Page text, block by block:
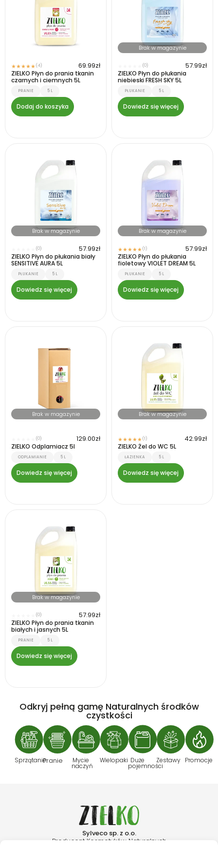
★★★★★(4) 69.99zł
ZIELKO Płyn do prania tkanin
czarnych i ciemnych 5L
PRANIE 5 L
Dodaj do koszyka
Brak w magazynie
(0) 57.99zł
ZIELKO Płyn do płukania
niebieski FRESH SKY 5L
PŁUKANIE 5 L
Dowiedz się więcej
Brak w magazynie
(0) 57.99zł
ZIELKO Płyn do płukania biały
SENSITIVE AURA 5L
PŁUKANIE 5 L
Dowiedz się więcej
Brak w magazynie
★★★★★(1) 57.99zł
ZIELKO Płyn do płukania
fioletowy VIOLET DREAM 5L
PŁUKANIE 5 L
Dowiedz się więcej
Brak w magazynie
(0) 129.00zł
ZIELKO Odplamiacz 5l
ODPLAMIANIE 5 L
Dowiedz się więcej
Brak w magazynie
★★★★★(1) 42.99zł
ZIELKO Żel do WC 5L
ŁAZIENKA 5 L
Dowiedz się więcej
Brak w magazynie
(0) 57.99zł
ZIELKO Płyn do prania tkanin
białych i jasnych 5L
PRANIE 5 L
Dowiedz się więcej
Odkryj pełną gamę Naturalnych środków
czystkości
SprzątaniePranie Mycie
naczyń
Wielopaki Duże
pojemności
Zestawy Promocje
Sylveco sp. z o.o.
Producent Kosmetyków Naturalnych